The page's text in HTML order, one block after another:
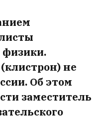
физики.
не
Об этом
заместитель